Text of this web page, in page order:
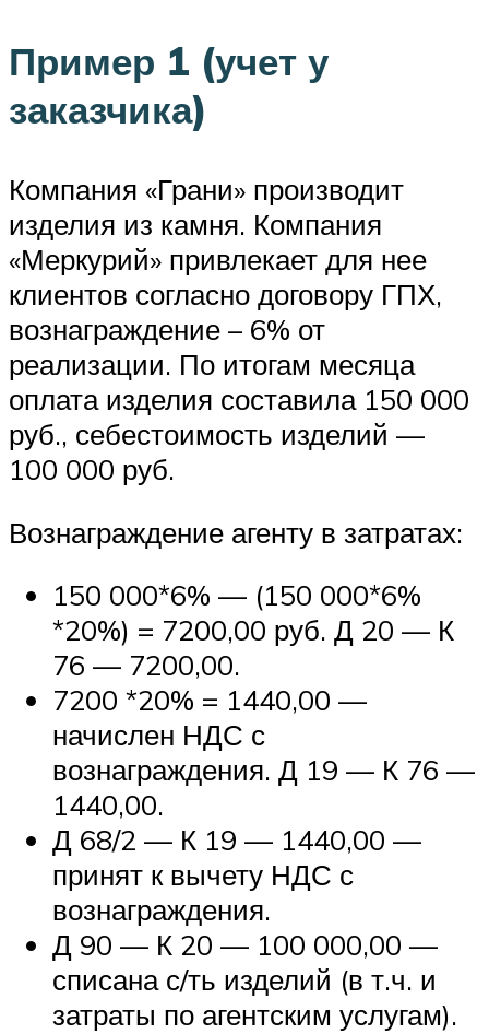
Пример 1 (учет у
заказчика)
Компания «Грани» производит
изделия из камня. Компания
«Меркурий» привлекает для нее
клиентов согласно договору ГПХ,
вознаграждение – 6% от
реализации. По итогам месяца
оплата изделия составила 150 000
руб., себестоимость изделий —
100 000 руб.
Вознаграждение агенту в затратах:
150 000*6% — (150 000*6%
*20%) = 7200,00 руб. Д 20 — К
76 — 7200,00.
7200 *20% = 1440,00 —
начислен НДС с
вознаграждения. Д 19 — К 76 —
1440,00.
Д 68/2 — К 19 — 1440,00 —
принят к вычету НДС с
вознаграждения.
Д 90 — К 20 — 100 000,00 —
списана с/ть изделий (в т.ч. и
затраты по агентским услугам).